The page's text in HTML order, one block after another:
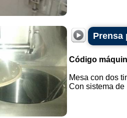
Prensa
Código
Mesa con dos
Con sistema de